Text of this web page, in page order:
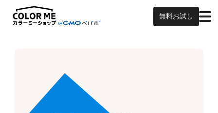
無料お試し